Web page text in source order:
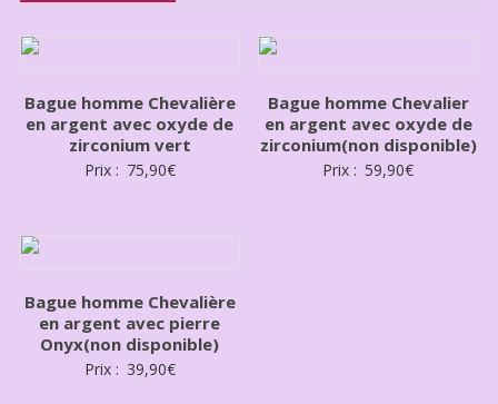
Bague homme Chevalière
en argent avec oxyde de
zirconium vert
Prix : 75,90€
Bague homme Chevalier
en argent avec oxyde de
zirconium(non disponible)
Prix : 59,90€
Bague homme Chevalière
en argent avec pierre
Onyx(non disponible)
Prix : 39,90€